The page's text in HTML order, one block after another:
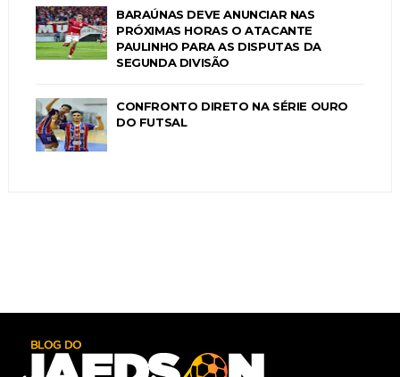
BARAÚNAS DEVE ANUNCIAR NAS
PRÓXIMAS HORAS O ATACANTE
PAULINHO PARA AS DISPUTAS DA
SEGUNDA DIVISÃO
CONFRONTO DIRETO NA SÉRIE OURO
DO FUTSAL